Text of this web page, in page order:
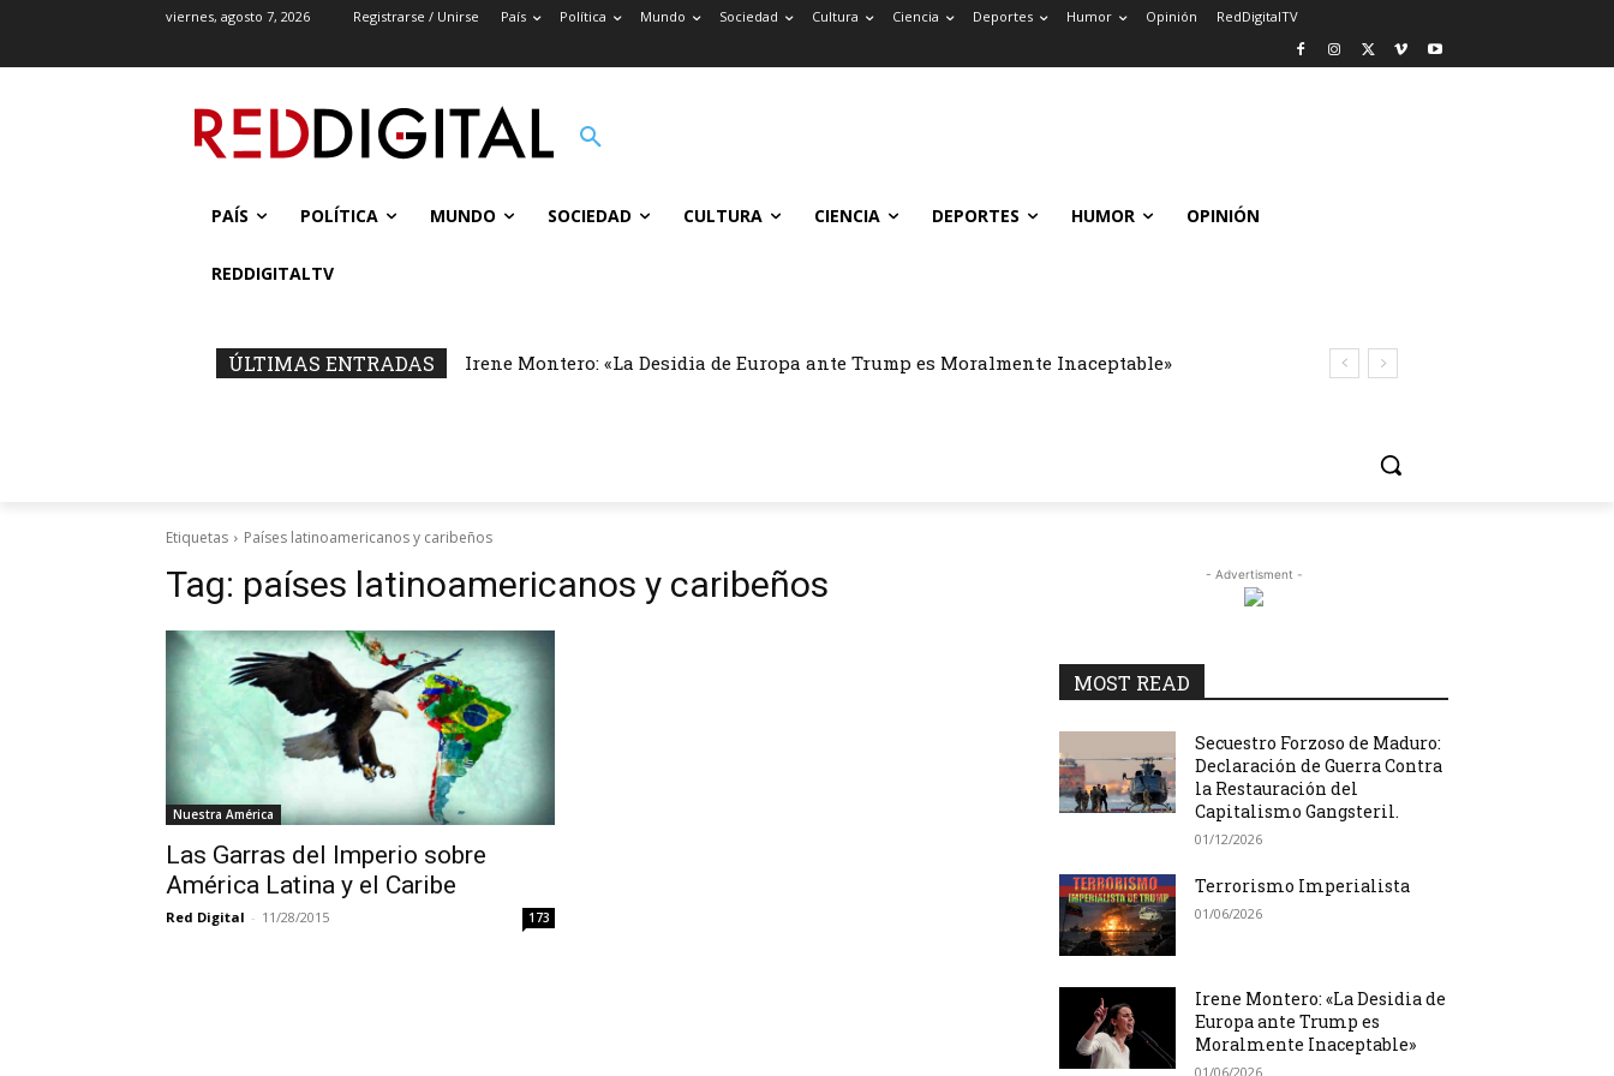
viernes, agosto 7, 2026 Registrarse / Unirse País Política Mundo Sociedad Cultura Ciencia Deportes Humor Opinión RedDigitalTV
PAÍS POLÍTICA MUNDO SOCIEDAD CULTURA CIENCIA DEPORTES HUMOR OPINIÓN
REDDIGITALTV
ÚLTIMAS ENTRADAS Irene Montero: «La Desidia de Europa ante Trump es Moralmente Inaceptable»
Etiquetas Países latinoamericanos y caribeños
Tag: países latinoamericanos y caribeños
Nuestra América
Las Garras del Imperio sobre
América Latina y el Caribe
Red Digital - 11/28/2015 173
- Advertisment -
MOST READ
Secuestro Forzoso de Maduro:
Declaración de Guerra Contra
la Restauración del
Capitalismo Gangsteril.
01/12/2026
Terrorismo Imperialista
01/06/2026
Irene Montero: «La Desidia de
Europa ante Trump es
Moralmente Inaceptable»
01/06/2026